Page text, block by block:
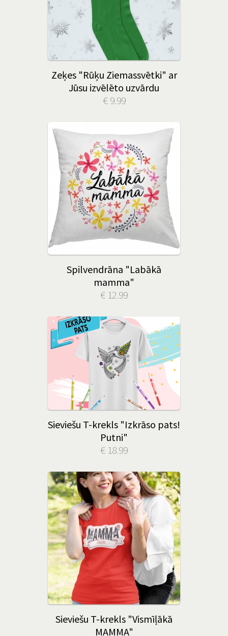
Zeķes "Rūķu Ziemassvētki" ar
Jūsu izvēlēto uzvārdu
€ 9.99
Spilvendrāna "Labākā
mamma"
€ 12.99
Sieviešu T-krekls "Izkrāso pats!
Putni"
€ 18.99
Sieviešu T-krekls "Vismīļākā
MAMMA"